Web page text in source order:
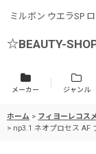
ミルボン ウエラSP
☆BEAUTY-
メーカー ジャンル
ホーム > フィヨーレコス
> np3.1 ネオプロセス AF